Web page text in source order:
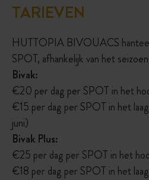
TARIEVEN
HUTTOPIA BIVOUACS
SPOT, afhankelijk van het
Bivak:
€20 per dag per SPOT in het
€15 per dag per SPOT in het
juni)
Bivak Plus:
€25 per dag per SPOT in het
€18 per dag per SPOT in het